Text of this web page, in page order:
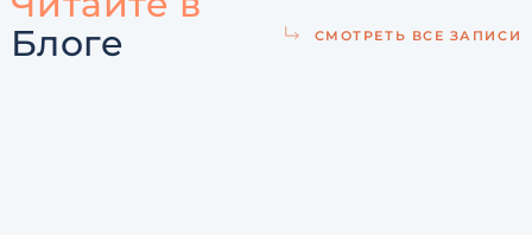
Блоге
СМОТРЕТЬ ВСЕ ЗАПИСИ